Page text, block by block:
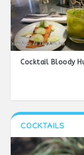
Cocktail Bloody
COCKTAILS